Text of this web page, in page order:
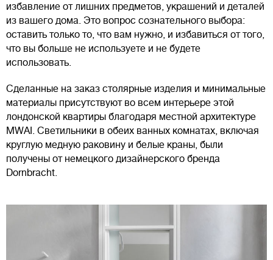
избавление от лишних предметов, украшений и деталей
из вашего дома. Это вопрос сознательного выбора:
оставить только то, что вам нужно, и избавиться от того,
что вы больше не используете и не будете
использовать.
Сделанные на заказ столярные изделия и минимальные
материалы присутствуют во всем интерьере этой
лондонской квартиры благодаря местной архитектуре
MWAI. Светильники в обеих ванных комнатах, включая
круглую медную раковину и белые краны, были
получены от немецкого дизайнерского бренда
Dornbracht.